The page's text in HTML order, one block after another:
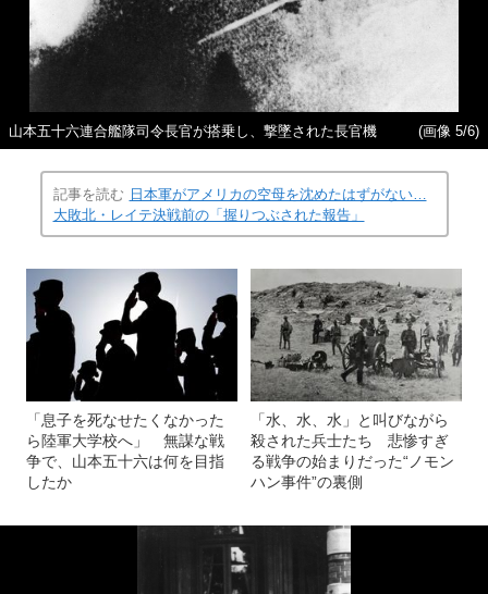
山本五十六連合艦隊司令長官が搭乗し、撃墜された長官機 (画像 5/6)
記事を読む 日本軍がアメリカの空母を沈めたはずがない…
大敗北・レイテ決戦前の「握りつぶされた報告」
「息子を死なせたくなかった
ら陸軍大学校へ」 無謀な戦
争で、山本五十六は何を目指
したか
「水、水、水」と叫びながら
殺された兵士たち 悲惨すぎ
る戦争の始まりだった“ノモン
ハン事件”の裏側